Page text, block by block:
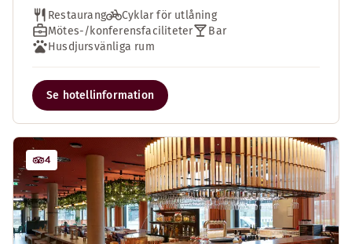
Restaurang
Cyklar för utlåning
Mötes-/konferensfaciliteter
Bar
Husdjursvänliga rum
Se hotellinformation
4